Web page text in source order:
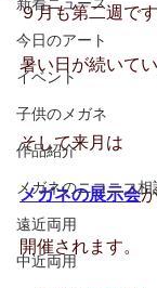
今日のアート
イベント
子供のメガネ
作品紹介
メガネのニコニコ相
遠近両用
中近両用
９月も第二週で
暑い日が続いてい
そして来月は
メガネの展示会
開催されます。